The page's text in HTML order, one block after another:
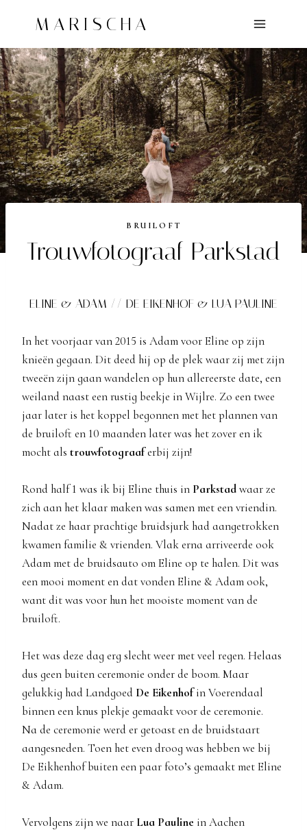
inhoud
MARISCHA
BRUILOFT
Trouwfotograaf Parkstad
ELINE & ADAM // DE EIKENHOF & LUA PAULINE
In het voorjaar van 2015 is Adam voor Eline op zijn
knieën gegaan. Dit deed hij op de plek waar zij met zijn
tweeën zijn gaan wandelen op hun allereerste date, een
weiland naast een rustig beekje in Wijlre. Zo een twee
jaar later is het koppel begonnen met het plannen van
de bruiloft en 10 maanden later was het zover en ik
mocht als trouwfotograaferbij zijn!
Rond half 1 was ik bij Eline thuis in Parkstadwaar ze
zich aan het klaar maken was samen met een vriendin.
Nadat ze haar prachtige bruidsjurk had aangetrokken
kwamen familie & vrienden. Vlak erna arriveerde ook
Adam met de bruidsauto om Eline op te halen. Dit was
een mooi moment en dat vonden Eline & Adam ook,
want dit was voor hun het mooiste moment van de
bruiloft.
Het was deze dag erg slecht weer met veel regen. Helaas
dus geen buiten ceremonie onder de boom. Maar
gelukkig had Landgoed De Eikenhofin Voerendaal
binnen een knus plekje gemaakt voor de ceremonie.
Na de ceremonie werd er getoast en de bruidstaart
aangesneden. Toen het even droog was hebben we bij
De Eikhenhof buiten een paar foto’s gemaakt met Eline
& Adam.
Vervolgens zijn we naar Lua Pauline in Aachen